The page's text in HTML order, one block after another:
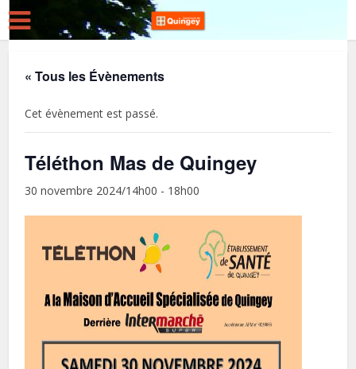
« Tous les Évènements
Cet évènement est passé.
Téléthon Mas de Quingey
30 novembre 2024/14h00 - 18h00